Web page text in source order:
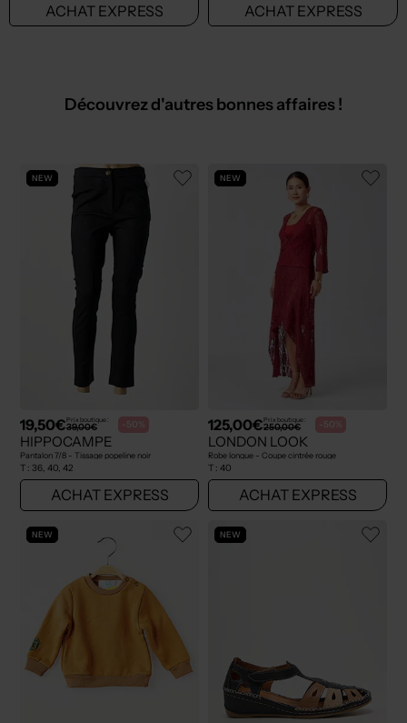
ACHAT EXPRESS ACHAT EXPRESS
Découvrez d'autres bonnes affaires !
NEW
19,50€Prix boutique :
39,00€ -50%
HIPPOCAMPE
Pantalon 7/8 - Tissage popeline noir
T : 36, 40, 42
ACHAT EXPRESS
NEW
125,00€Prix boutique :
250,00€ -50%
LONDON LOOK
Robe longue - Coupe cintrée rouge
T : 40
ACHAT EXPRESS
NEW NEW